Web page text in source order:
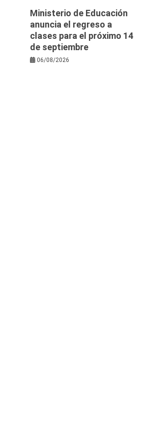
Ministerio de Educación
anuncia el regreso a
clases para el próximo 14
de septiembre
06/08/2026